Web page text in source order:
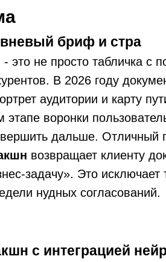
бриф и стра
- это не просто табличка с
В 2026 году
аудитории и карту
воронки
дальше. Отличный
возвращает клиенту
задачу». Это исключает
нудных согласований.
с интеграцией